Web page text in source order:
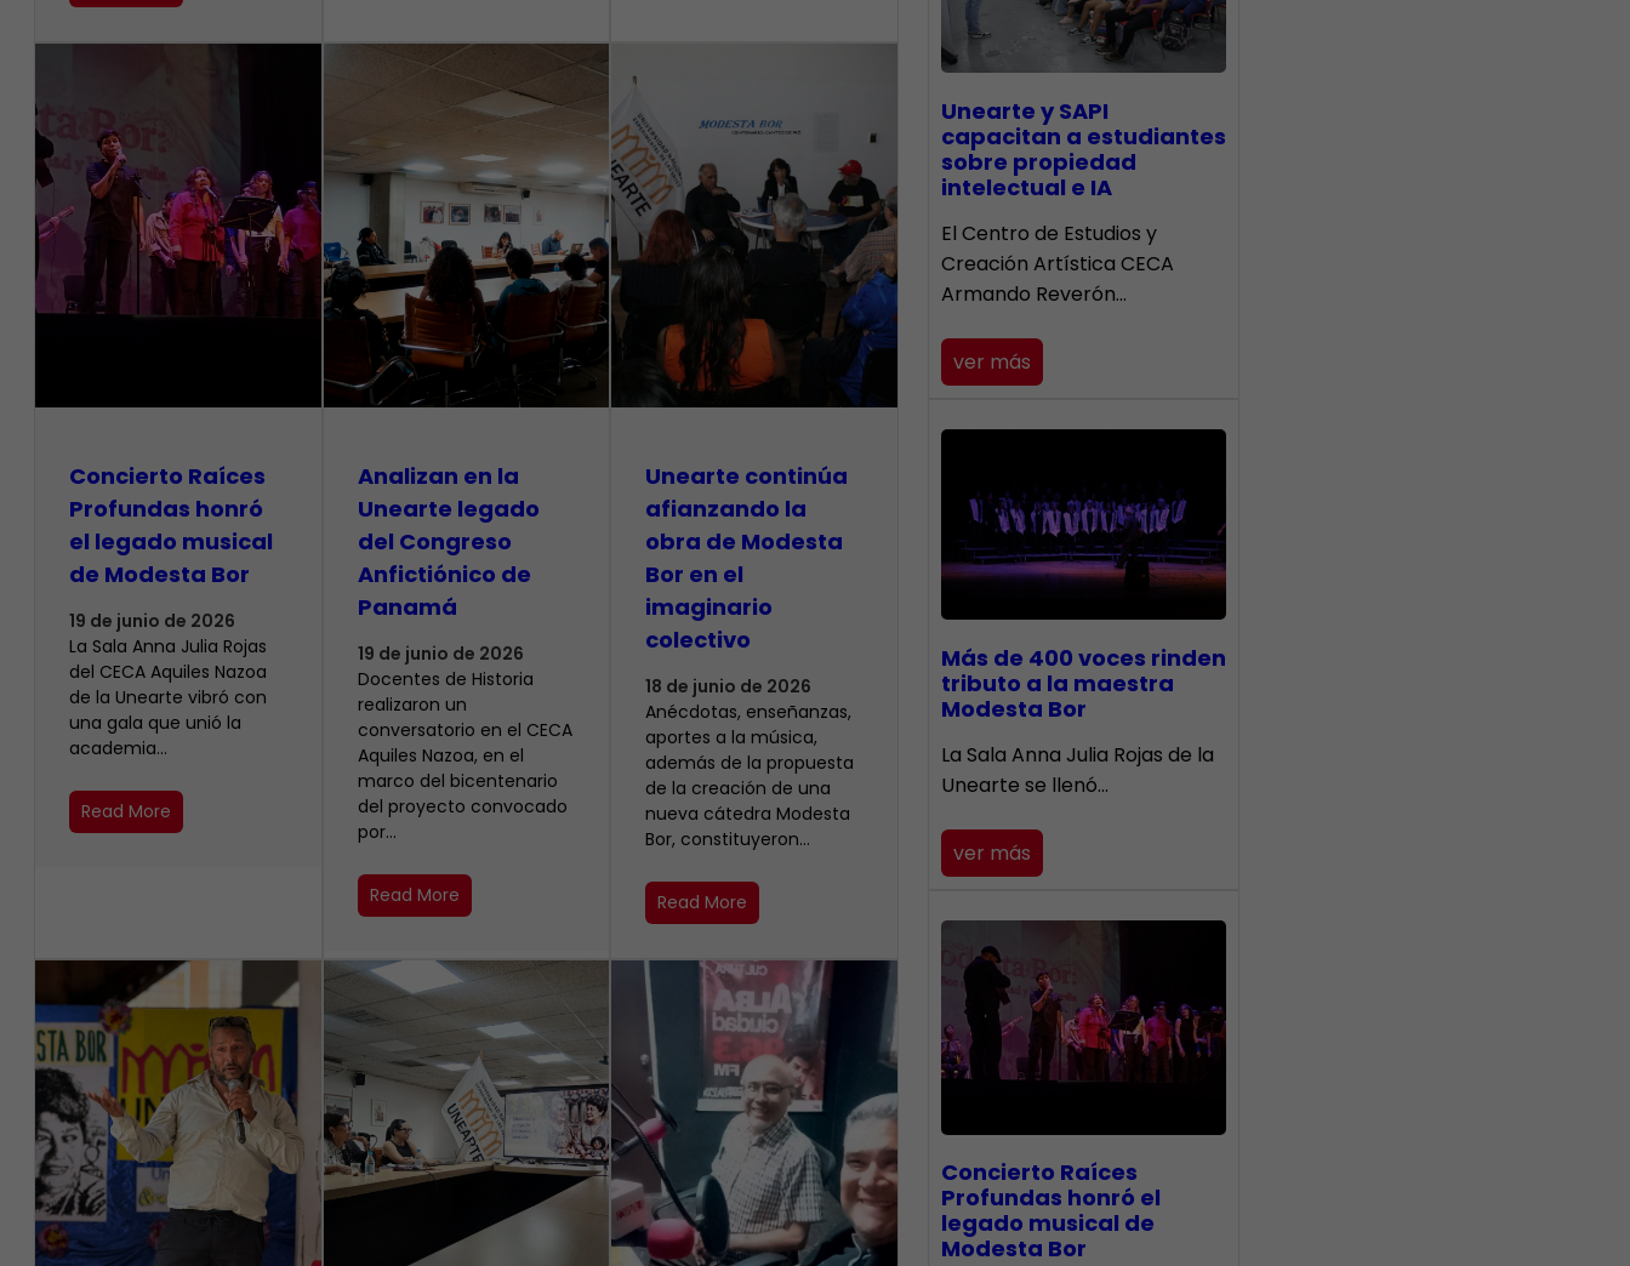
​Concierto Raíces
Profundas honró
el legado musical
de Modesta Bor
19 de junio de 2026
La Sala Anna Julia Rojas
del CECA Aquiles Nazoa
de la Unearte vibró con
una gala que unió la
academia…
Read More
Analizan en la
Unearte legado
del Congreso
Anfictiónico de
Panamá
19 de junio de 2026
Docentes de Historia
realizaron un
conversatorio en el CECA
Aquiles Nazoa, en el
marco del bicentenario
del proyecto convocado
por…
Read More
Unearte continúa
afianzando la
obra de Modesta
Bor en el
imaginario
colectivo
18 de junio de 2026
Anécdotas, enseñanzas,
aportes a la música,
además de la propuesta
de la creación de una
nueva cátedra Modesta
Bor, constituyeron…
Read More
Unearte y SAPI
capacitan a estudiantes
sobre propiedad
intelectual e IA
El Centro de Estudios y
Creación Artística CECA
Armando Reverón…
ver más
Más de 400 voces rinden
tributo a la maestra
Modesta Bor
​La Sala Anna Julia Rojas de la
Unearte se llenó…
ver más
​Concierto Raíces
Profundas honró el
legado musical de
Modesta Bor